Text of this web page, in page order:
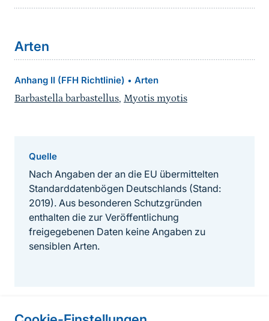
Arten
Anhang II (FFH Richtlinie) • Arten
Barbastella barbastellus, Myotis myotis
Quelle
Nach Angaben der an die EU übermittelten
Standarddatenbögen Deutschlands (Stand:
2019). Aus besonderen Schutzgründen
enthalten die zur Veröffentlichung
freigegebenen Daten keine Angaben zu
sensiblen Arten.